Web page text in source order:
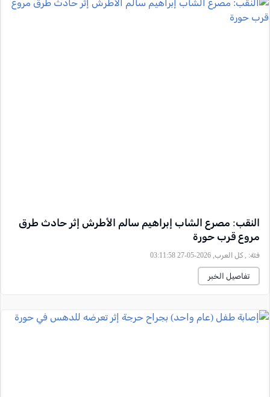
النقب: مصرع الشاب إبراهيم سالم الأطرش إثر حادث طرق
مروع قرب حورة
فئة: , كل العرب, 2026-05-27 03:11:58
تفاصيل الخبر